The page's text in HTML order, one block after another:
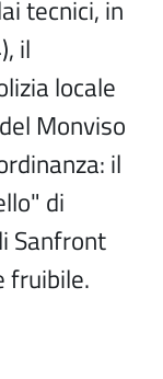
tecnici, in
il
locale
Monviso
il
di
Sanfront
fruibile.